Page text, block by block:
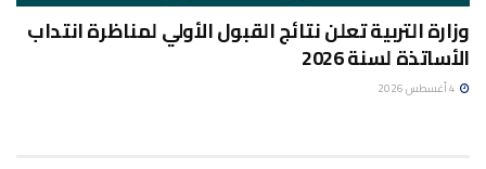
وزارة التربية تعلن نتائج القبول الأولي لمناظرة انتداب
الأساتذة لسنة 2026